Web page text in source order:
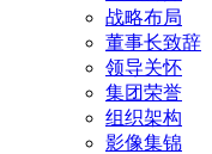
战略布局
董事长致辞
领导关怀
集团荣誉
组织架构
影像集锦